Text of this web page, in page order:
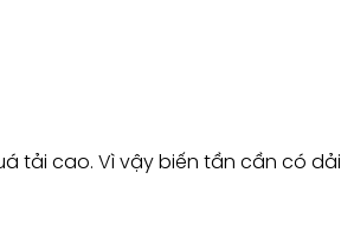
tải cao. Vì vậy biến tần cần có dải